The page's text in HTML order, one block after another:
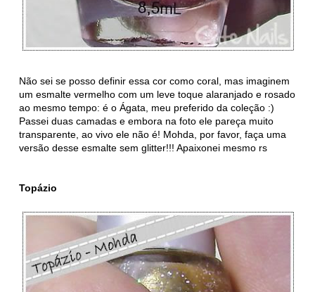
Não sei se posso definir essa cor como coral, mas imaginem
um esmalte vermelho com um leve toque alaranjado e rosado
ao mesmo tempo: é o Ágata, meu preferido da coleção :)
Passei duas camadas e embora na foto ele pareça muito
transparente, ao vivo ele não é! Mohda, por favor, faça uma
versão desse esmalte sem glitter!!! Apaixonei mesmo rs
Topázio